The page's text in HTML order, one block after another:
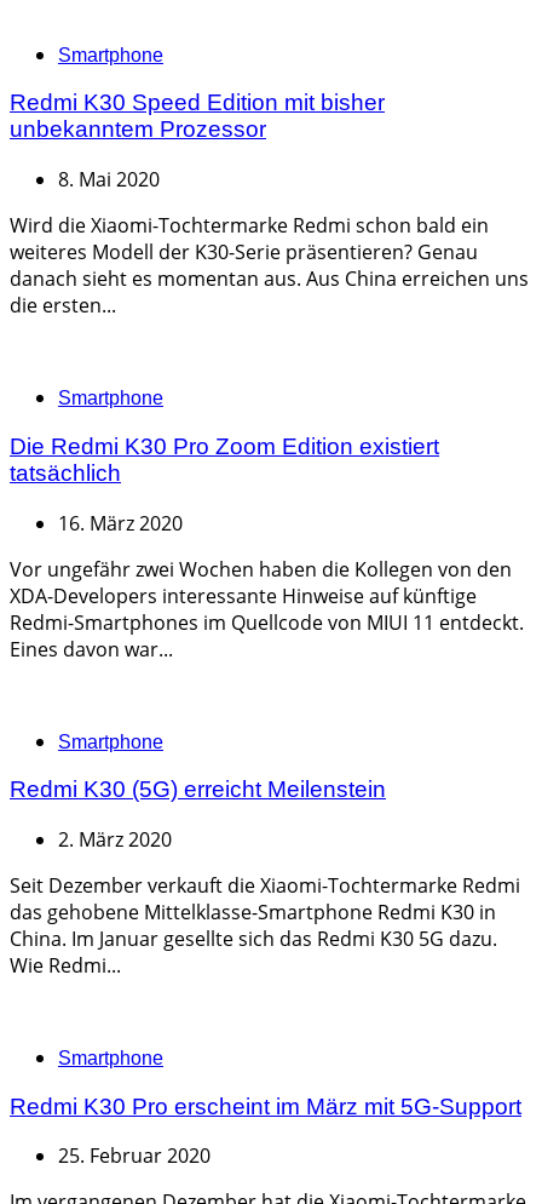
Categories
Smartphone
Redmi K30 Speed Edition mit bisher
unbekanntem Prozessor
8. Mai 2020
Wird die Xiaomi-Tochtermarke Redmi schon bald ein
weiteres Modell der K30-Serie präsentieren? Genau
danach sieht es momentan aus. Aus China erreichen uns
die ersten...
Categories
Smartphone
Die Redmi K30 Pro Zoom Edition existiert
tatsächlich
16. März 2020
Vor ungefähr zwei Wochen haben die Kollegen von den
XDA-Developers interessante Hinweise auf künftige
Redmi-Smartphones im Quellcode von MIUI 11 entdeckt.
Eines davon war...
Categories
Smartphone
Redmi K30 (5G) erreicht Meilenstein
2. März 2020
Seit Dezember verkauft die Xiaomi-Tochtermarke Redmi
das gehobene Mittelklasse-Smartphone Redmi K30 in
China. Im Januar gesellte sich das Redmi K30 5G dazu.
Wie Redmi...
Categories
Smartphone
Redmi K30 Pro erscheint im März mit 5G-Support
25. Februar 2020